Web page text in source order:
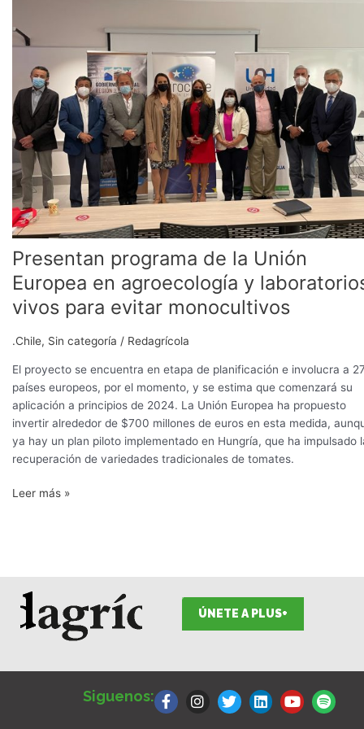
Presentan programa de la Unión
Europea en agroecología y
vivos para evitar monocultivos
.Chile, Sin categoría / Redagrícola
El proyecto se encuentra en etapa de planificación e involucra a
países europeos, por el momento, y se estima que comenzará su
aplicación a principios de 2024. La Unión Europea ha propuesto
invertir alrededor de $700 millones de euros en esta medida,
ya hay un plan piloto implementado en Hungría, que ha impulsado
recuperación de variedades tradicionales de tomates.
la
Unión
Europea
agroecología
y
laboratorios
vivos
para
evitar
monocultivos
Leer más »
ÚNETE A PLUS+
Siguenos:
a
c
n
s
w
i
i
n
o
u
p
o